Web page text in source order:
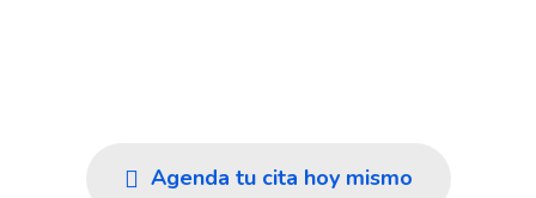
Agenda tu cita hoy mismo